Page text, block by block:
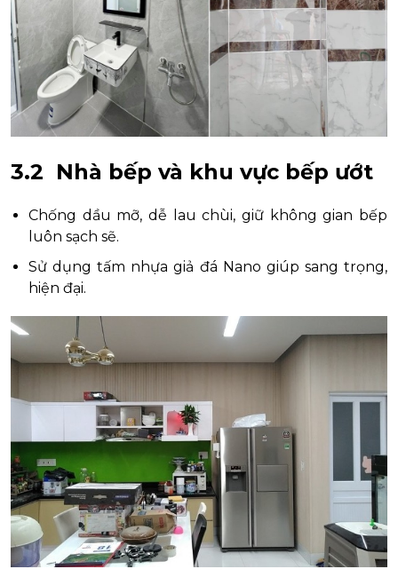
3.2 Nhà bếp và khu vực bếp ướt
Chống dầu mỡ, dễ lau chùi, giữ không gian bếp
luôn sạch sẽ.
Sử dụng tấm nhựa giả đá Nano giúp sang trọng,
hiện đại.